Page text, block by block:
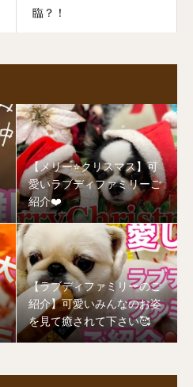
臨？！
【メリー⭐️クリスマス】可
愛いラブディファミリーご
紹介❤️
【ラブディファミリーのご
紹介】可愛いみんなのお姿
を見て癒されて下さい🥰